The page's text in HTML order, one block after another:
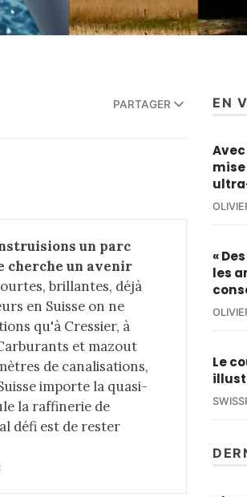
PARTAGER
un parc
cherche un avenir
brillantes, déjà
en Suisse on ne
qu'à Cressier, à
et mazout
de canalisations,
importe la quasi-
la raffinerie de
défi est de rester
EN
«
les
Le